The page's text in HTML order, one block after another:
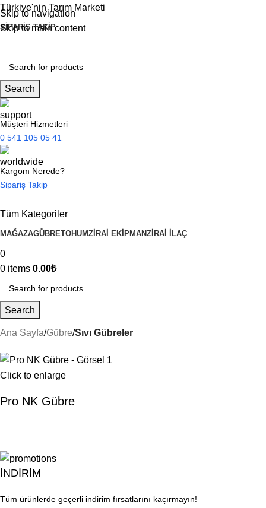
Skip to navigation
Skip to main content
Türkiye'nin Tarım Marketi
SIPARIŞ TAKIP
Search
Müşteri Hizmetleri
0 541 105 05 41
Kargom Nerede?
Sipariş Takip
Tüm Kategoriler
MAĞAZAGÜBRETOHUMZIRAI EKIPMANZIRAI İLAÇ
0
0 items 0.00₺
Search
Ana Sayfa Gübre Sıvı Gübreler
Click to enlarge
Pro NK Gübre
İNDİRİM
Tüm ürünlerde geçerli indirim fırsatlarını kaçırmayın!